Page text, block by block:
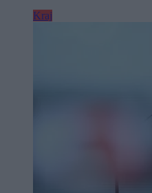
Kraj